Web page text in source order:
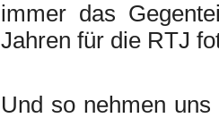
immer das
Jahren für die RTJ
Und so nehmen